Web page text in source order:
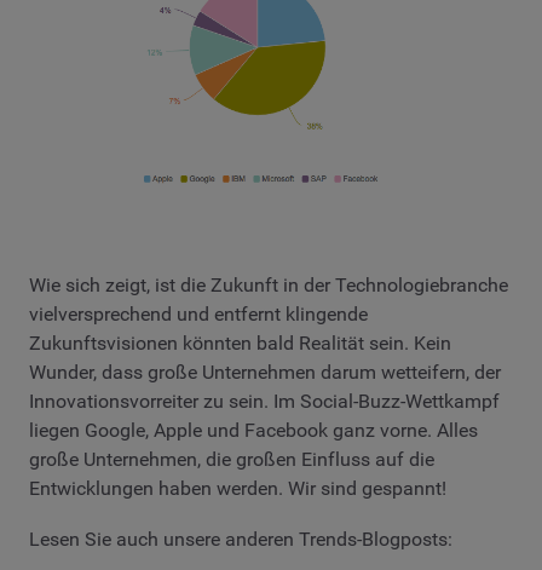
Wie sich zeigt, ist die Zukunft in der Technologiebranche
vielversprechend und entfernt klingende
Zukunftsvisionen könnten bald Realität sein. Kein
Wunder, dass große Unternehmen darum wetteifern, der
Innovationsvorreiter zu sein. Im Social-Buzz-Wettkampf
liegen Google, Apple und Facebook ganz vorne. Alles
große Unternehmen, die großen Einfluss auf die
Entwicklungen haben werden. Wir sind gespannt!
Lesen Sie auch unsere anderen Trends-Blogposts: